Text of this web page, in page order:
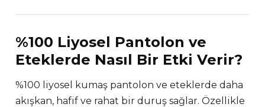
%100 Liyosel Pantolon ve
Eteklerde Nasıl Bir Etki Verir?
%100 liyosel kumaş pantolon ve eteklerde daha
akışkan, hafif ve rahat bir duruş sağlar. Özellikle